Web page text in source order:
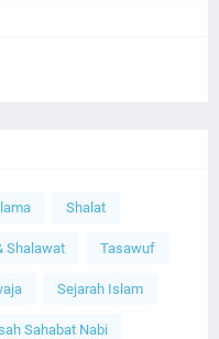
Shalat
Shalawat Tasawuf
Sejarah Islam
Sahabat Nabi